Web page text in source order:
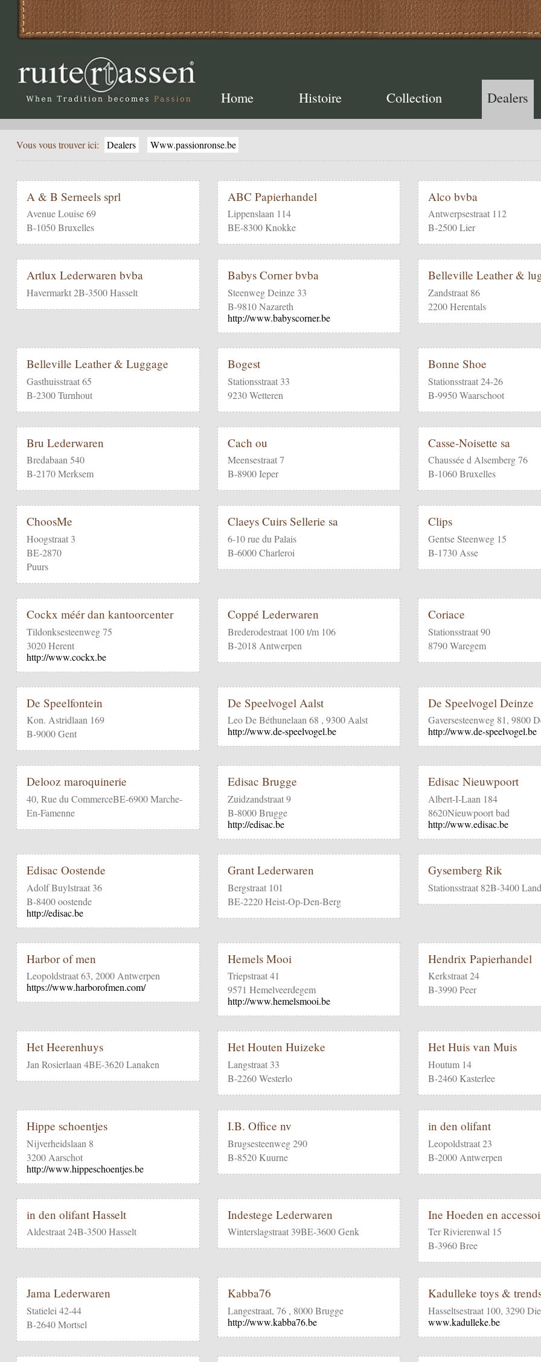
Home Histoire Collection Dealers
Vous vous trouver ici: Dealers Www.passionronse.be
A & B Serneels sprl
Avenue Louise 69
B-1050 Bruxelles
ABC Papierhandel
Lippenslaan 114
BE-8300 Knokke
Alco bvba
Antwerpsestraat 112
B-2500 Lier
Artlux Lederwaren bvba
Havermarkt 2B-3500 Hasselt
Babys Corner bvba
Steenweg Deinze 33
B-9810 Nazareth
http://www.babyscorner.be
Belleville Leather &
Zandstraat 86
2200 Herentals
Belleville Leather & Luggage
Gasthuisstraat 65
B-2300 Turnhout
Bogest
Stationsstraat 33
9230 Wetteren
Bonne Shoe
Stationsstraat 24-26
B-9950 Waarschoot
Bru Lederwaren
Bredabaan 540
B-2170 Merksem
Cach ou
Meensestraat 7
B-8900 Ieper
Casse-Noisette sa
Chaussée d Alsemberg 76
B-1060 Bruxelles
ChoosMe
Hoogstraat 3
BE-2870
Puurs
Claeys Cuirs Sellerie sa
6-10 rue du Palais
B-6000 Charleroi
Clips
Gentse Steenweg 15
B-1730 Asse
Cockx méér dan kantoorcenter
Tildonksesteenweg 75
3020 Herent
http://www.cockx.be
Coppé Lederwaren
Brederodestraat 100 t/m 106
B-2018 Antwerpen
Coriace
Stationsstraat 90
8790 Waregem
De Speelfontein
Kon. Astridlaan 169
B-9000 Gent
De Speelvogel Aalst
Leo De Béthunelaan 68 , 9300 Aalst
http://www.de-speelvogel.be
De Speelvogel Deinze
Gaversesteenweg 81, 9800
http://www.de-speelvogel.be
Delooz maroquinerie
40, Rue du CommerceBE-6900 Marche-
En-Famenne
Edisac Brugge
Zuidzandstraat 9
B-8000 Brugge
http://edisac.be
Edisac Nieuwpoort
Albert-I-Laan 184
8620Nieuwpoort bad
http://www.edisac.be
Edisac Oostende
Adolf Buylstraat 36
B-8400 oostende
http://edisac.be
Grant Lederwaren
Bergstraat 101
BE-2220 Heist-Op-Den-Berg
Gysemberg Rik
Stationsstraat 82B-3400
Harbor of men
Leopoldstraat 63, 2000 Antwerpen
https://www.harborofmen.com/
Hemels Mooi
Triepstraat 41
9571 Hemelveerdegem
http://www.hemelsmooi.be
Hendrix Papierhandel
Kerkstraat 24
B-3990 Peer
Het Heerenhuys
Jan Rosierlaan 4BE-3620 Lanaken
Het Houten Huizeke
Langstraat 33
B-2260 Westerlo
Het Huis van Muis
Houtum 14
B-2460 Kasterlee
Hippe schoentjes
Nijverheidslaan 8
3200 Aarschot
http://www.hippeschoentjes.be
I.B. Office nv
Brugsesteenweg 290
B-8520 Kuurne
in den olifant
Leopoldstraat 23
B-2000 Antwerpen
in den olifant Hasselt
Aldestraat 24B-3500 Hasselt
Indestege Lederwaren
Winterslagstraat 39BE-3600 Genk
Ine Hoeden en
Ter Rivierenwal 15
B-3960 Bree
Jama Lederwaren
Statielei 42-44
B-2640 Mortsel
Kabba76
Langestraat, 76 , 8000 Brugge
http://www.kabba76.be
Kadulleke toys &
Hasseltsestraat 100, 3290
www.kadulleke.be